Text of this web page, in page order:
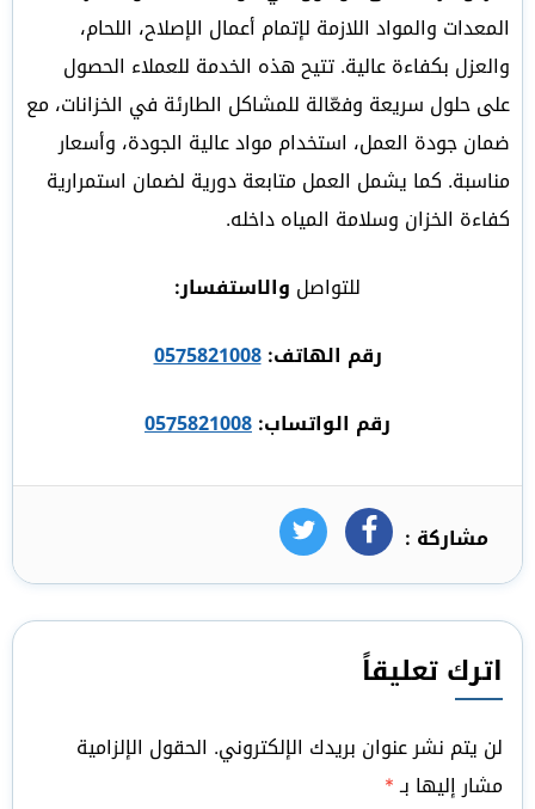
المعدات والمواد اللازمة لإتمام أعمال الإصلاح، اللحام،
والعزل بكفاءة عالية. تتيح هذه الخدمة للعملاء الحصول
على حلول سريعة وفعّالة للمشاكل الطارئة في الخزانات، مع
ضمان جودة العمل، استخدام مواد عالية الجودة، وأسعار
مناسبة. كما يشمل العمل متابعة دورية لضمان استمرارية
كفاءة الخزان وسلامة المياه داخله.
للتواصل والاستفسار:
رقم الهاتف:0575821008
رقم الواتساب:0575821008
مشاركة : فيسبوكتويتر
اترك تعليقاً
لن يتم نشر عنوان بريدك الإلكتروني. الحقول الإلزامية
مشار إليها بـ*